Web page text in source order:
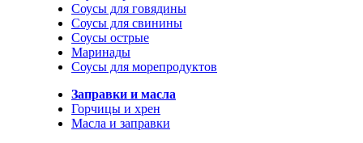
Соусы для говядины
Соусы для свинины
Соусы острые
Маринады
Соусы для морепродуктов
Заправки и масла
Горчицы и хрен
Масла и заправки